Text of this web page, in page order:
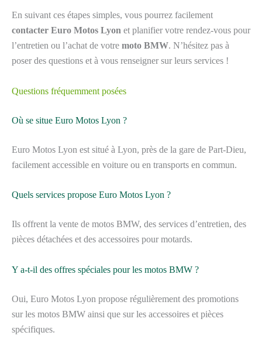
En suivant ces étapes simples, vous pourrez facilement
contacter Euro Motos Lyon et planifier votre rendez-vous pour
l’entretien ou l’achat de votre moto BMW. N’hésitez pas à
poser des questions et à vous renseigner sur leurs services !
Questions fréquemment posées
Où se situe Euro Motos Lyon ?
Euro Motos Lyon est situé à Lyon, près de la gare de Part-Dieu,
facilement accessible en voiture ou en transports en commun.
Quels services propose Euro Motos Lyon ?
Ils offrent la vente de motos BMW, des services d’entretien, des
pièces détachées et des accessoires pour motards.
Y a-t-il des offres spéciales pour les motos BMW ?
Oui, Euro Motos Lyon propose régulièrement des promotions
sur les motos BMW ainsi que sur les accessoires et pièces
spécifiques.